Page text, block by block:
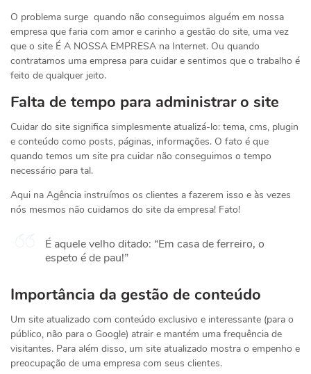
O problema surge quando não conseguimos alguém em nossa
empresa que faria com amor e carinho a gestão do site, uma vez
que o site É A NOSSA EMPRESA na Internet. Ou quando
contratamos uma empresa para cuidar e sentimos que o trabalho é
feito de qualquer jeito.
Falta de tempo para administrar o site
Cuidar do site significa simplesmente atualizá-lo: tema, cms, plugin
e conteúdo como posts, páginas, informações. O fato é que
quando temos um site pra cuidar não conseguimos o tempo
necessário para tal.
Aqui na Agência instruímos os clientes a fazerem isso e às vezes
nós mesmos não cuidamos do site da empresa! Fato!
É aquele velho ditado: “Em casa de ferreiro, o
espeto é de pau!”
Importância da gestão de conteúdo
Um site atualizado com conteúdo exclusivo e interessante (para o
público, não para o Google) atrair e mantém uma frequência de
visitantes. Para além disso, um site atualizado mostra o empenho e
preocupação de uma empresa com seus clientes.